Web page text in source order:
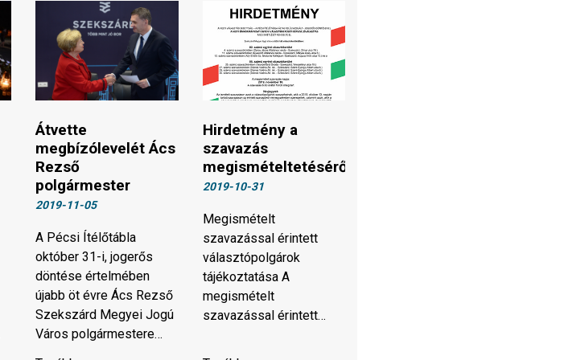
Átvette
megbízólevelét Ács
Rezső
polgármester
2019-11-05
A Pécsi Ítélőtábla
október 31-i, jogerős
döntése értelmében
újabb öt évre Ács Rezső
Szekszárd Megyei Jogú
Város polgármestere…
Hirdetmény a
szavazás
megismételtetéséről
2019-10-31
Megismételt
szavazással érintett
választópolgárok
tájékoztatása A
megismételt
szavazással érintett…